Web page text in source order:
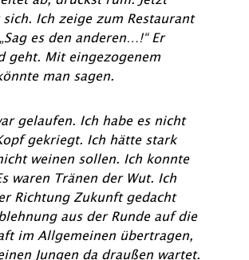
Ich zeige zum Restaurant
es den anderen…!“ Er
geht. Mit eingezogenem
man sagen.
gelaufen. Ich habe es nicht
gekriegt. Ich hätte stark
weinen sollen. Ich konnte
waren Tränen der Wut. Ich
Richtung Zukunft gedacht
aus der Runde auf die
im Allgemeinen übertragen,
Jungen da draußen wartet.